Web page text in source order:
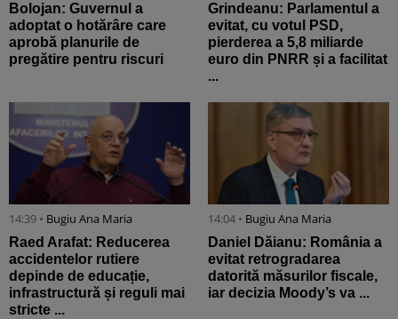
Bolojan: Guvernul a
adoptat o hotărâre care
aprobă planurile de
pregătire pentru riscuri
Grindeanu: Parlamentul a
evitat, cu votul PSD,
pierderea a 5,8 miliarde
euro din PNRR și a facilitat
...
14:39 • Bugiu ⁠Ana Maria
Raed Arafat: Reducerea
accidentelor rutiere
depinde de educație,
infrastructură și reguli mai
stricte ...
14:04 • Bugiu ⁠Ana Maria
Daniel Dăianu: România a
evitat retrogradarea
datorită măsurilor fiscale,
iar decizia Moody’s va ...